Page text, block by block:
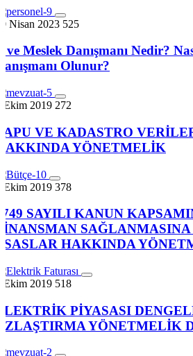
Nisan 2023 525
ve Meslek Danışmanı Nedir?
Olunur?
Ekim 2019 272
VE KADASTRO
YÖNETMELİK
Ekim 2019 378
SAYILI KANUN
HAKKINDA
Ekim 2019 518
PİYASASI
YÖNETMELİK